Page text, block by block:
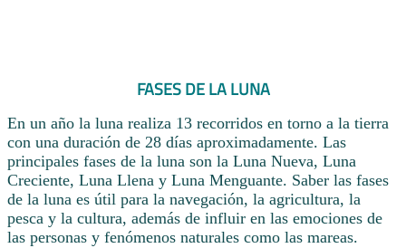
FASES DE LA LUNA
En un año la luna realiza 13 recorridos en torno a la tierra
con una duración de 28 días aproximadamente. Las
principales fases de la luna son la Luna Nueva, Luna
Creciente, Luna Llena y Luna Menguante. Saber las fases
de la luna es útil para la navegación, la agricultura, la
pesca y la cultura, además de influir en las emociones de
las personas y fenómenos naturales como las mareas.